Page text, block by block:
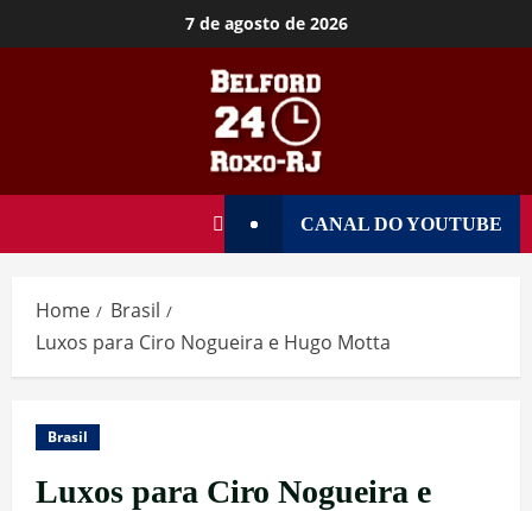
7 de agosto de 2026
CANAL DO YOUTUBE
Home
Brasil
Luxos para Ciro Nogueira e Hugo Motta
Brasil
Luxos para Ciro Nogueira e